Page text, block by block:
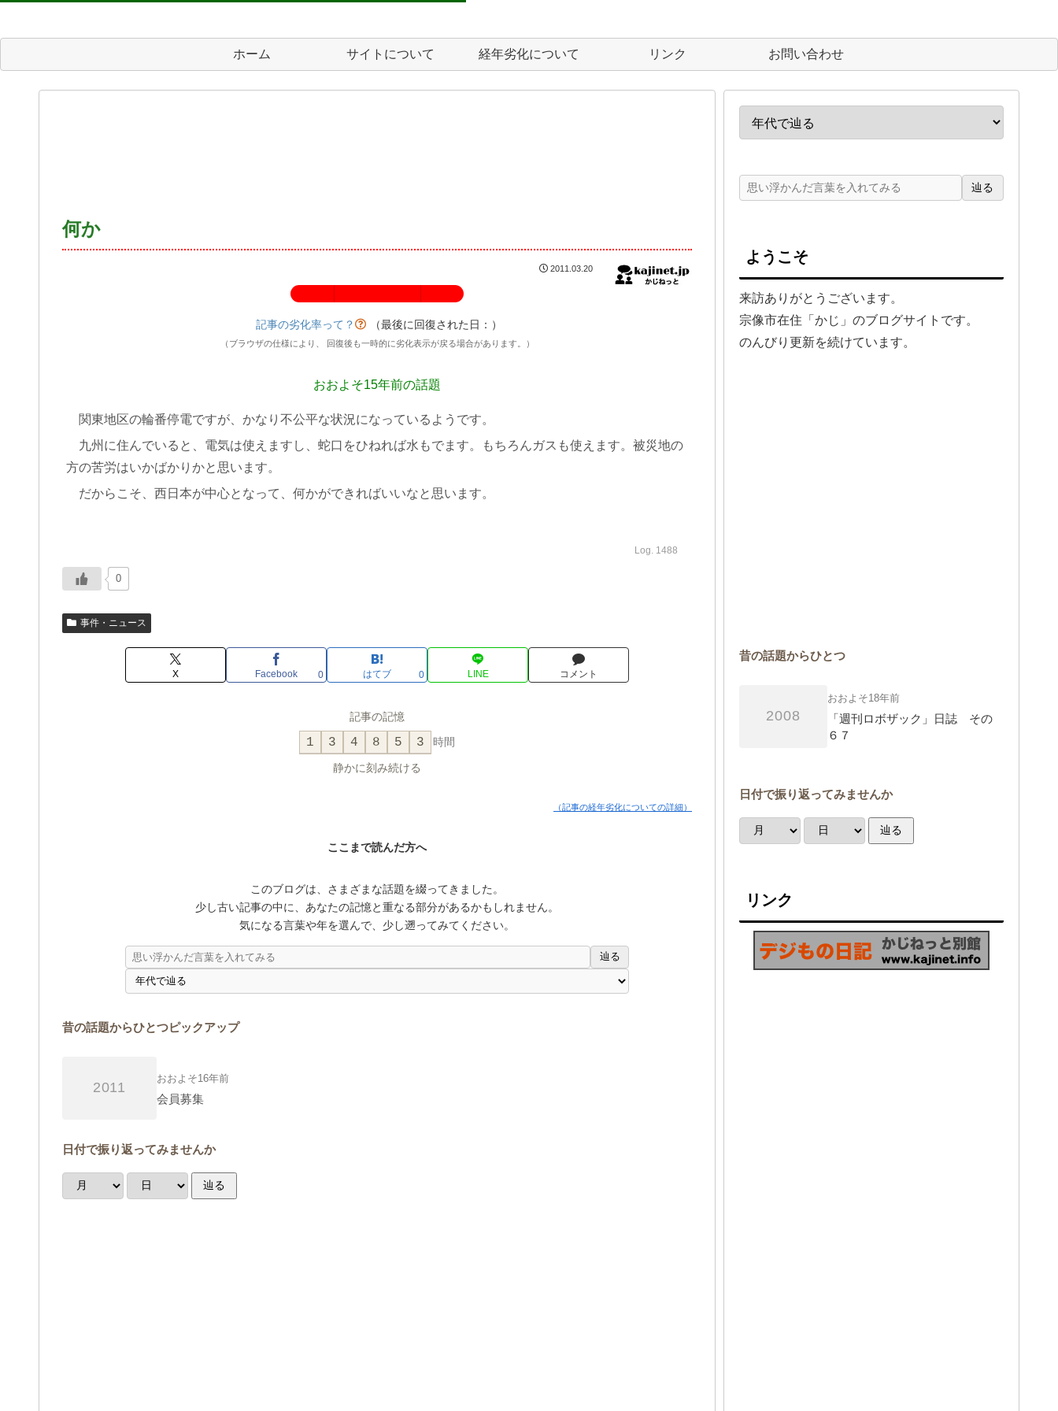
ホーム サイトについて 経年劣化について リンク お問い合わせ
何か
2011.03.20
記事の劣化率って？ （最後に回復された日： ）
（ブラウザの仕様により、 回復後も一時的に劣化表示が戻る場合があります。）
おおよそ15年前の話題
関東地区の輪番停電ですが、かなり不公平な状況になっているようです。
九州に住んでいると、電気は使えますし、蛇口をひねれば水もでます。もちろんガスも使えます。被災地の
方の苦労はいかばかりかと思います。
だからこそ、西日本が中心となって、何かができればいいなと思います。
Log. 1488
0
事件・ニュース
X Facebook 0 はてブ 0 LINE コメント
記事の記憶
1 3 4 8 5 3 時間
静かに刻み続ける
（記事の経年劣化についての詳細）
ここまで読んだ方へ
このブログは、さまざまな話題を綴ってきました。
少し古い記事の中に、あなたの記憶と重なる部分があるかもしれません。
気になる言葉や年を選んで、少し遡ってみてください。
辿る
昔の話題からひとつピックアップ
2011
おおよそ16年前
会員募集
日付で振り返ってみませんか
辿る
辿る
ようこそ
来訪ありがとうございます。
宗像市在住「かじ」のブログサイトです。
のんびり更新を続けています。
昔の話題からひとつ
2008
おおよそ18年前
「週刊ロボザック」日誌 その
６７
日付で振り返ってみませんか
辿る
リンク